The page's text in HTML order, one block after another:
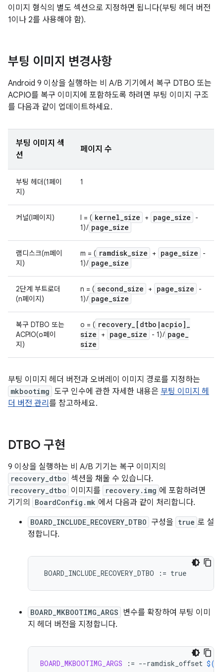
이미지 형식의 별도 섹션으로 지정하면 됩니다(부팅 헤더 버전
1이나 2를 사용해야 함).
부팅 이미지 변경사항
Android 9 이상을 실행하는 비 A/B 기기에서 복구 DTBO 또는
ACPIO를 복구 이미지에 포함하도록 하려면 부팅 이미지 구조
를 다음과 같이 업데이트하세요.
부팅 이미지 섹
션
페이지 수
부팅 헤더(1페이
지)
1
커널(l페이지) l = ( kernel_size + page_size
-
1) / page_size
램디스크(m페이
지)
m = ( ramdisk_size + page_size
-
1) / page_size
2단계 부트로더
(n페이지)
n = ( second_size + page_size
-
1) / page_size
복구 DTBO 또는
ACPIO(o페이
지)
o = ( recovery_ [dtbo |acpio]_
size
+ page_size - 1) / page_
size
부팅 이미지 헤더 버전과 오버레이 이미지 경로를 지정하는
mkbootimg 도구 인수에 관한 자세한 내용은 부팅 이미지 헤
더 버전 관리 를 참고하세요.
DTBO 구현
9 이상을 실행하는 비 A/B 기기는 복구 이미지의
recovery_dtbo 섹션을 채울 수 있습니다.
recovery_dtbo 이미지를 recovery.img 에 포함하려면
기기의
BoardConfig.mk 에서 다음과 같이 처리합니다.
BOARD_INCLUDE_RECOVERY_DTBO 구성을 true 로 설
정합니다.
BOARD_INCLUDE_RECOVERY_DTBO := true
BOARD_MKBOOTIMG_ARGS 변수를 확장하여 부팅 이미
지 헤더 버전을 지정합니다.
BOARD_MKBOOTIMG_ARGS := --ramdisk_offset $(